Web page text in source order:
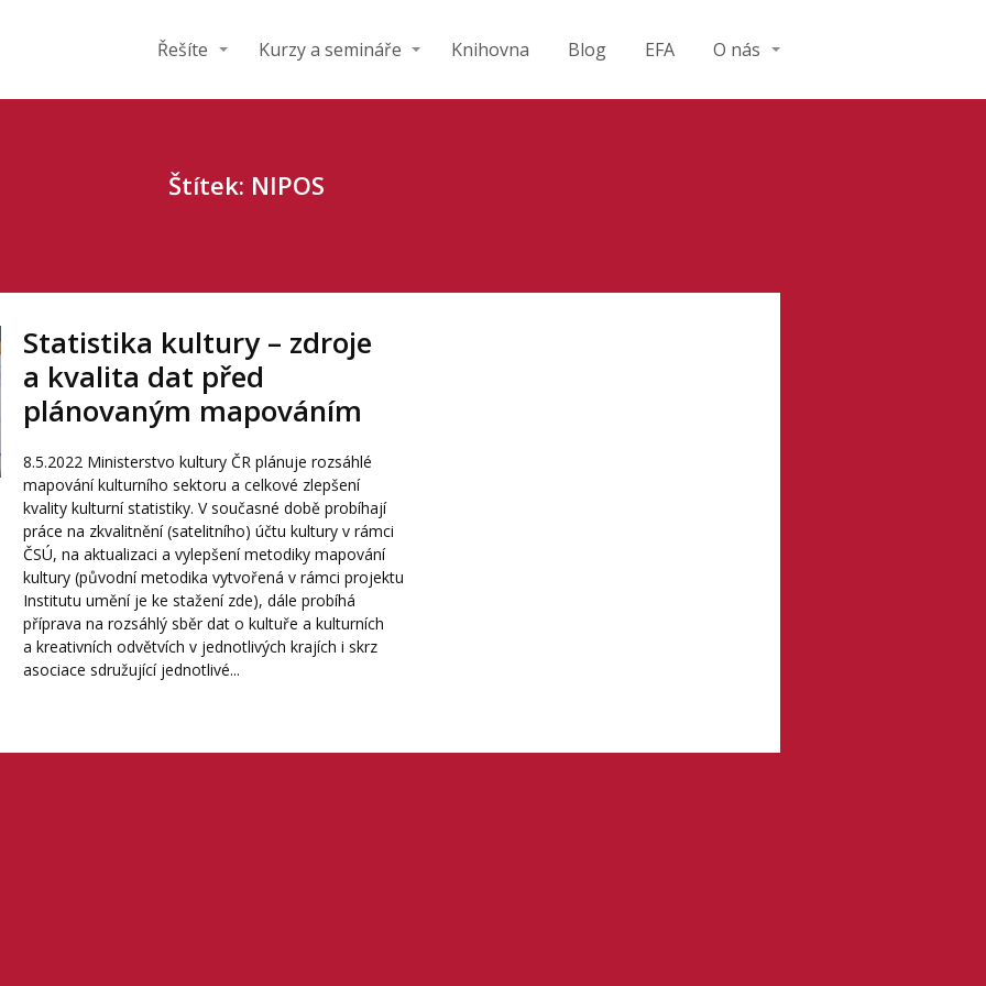
Řešíte Kurzy a semináře Knihovna Blog EFA O nás
Štítek: NIPOS
Statistika kultury – zdroje
a kvalita dat před
plánovaným mapováním
8.5.2022 Ministerstvo kultury ČR plánuje rozsáhlé
mapování kulturního sektoru a celkové zlepšení
kvality kulturní statistiky. V současné době probíhají
práce na zkvalitnění (satelitního) účtu kultury v rámci
ČSÚ, na aktualizaci a vylepšení metodiky mapování
kultury (původní metodika vytvořená v rámci projektu
Institutu umění je ke stažení zde), dále probíhá
příprava na rozsáhlý sběr dat o kultuře a kulturních
a kreativních odvětvích v jednotlivých krajích i skrz
asociace sdružující jednotlivé...